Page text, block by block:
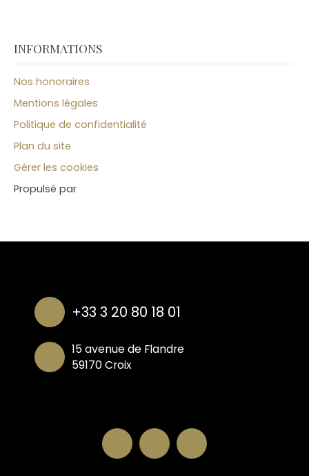
INFORMATIONS
Nos honoraires
Mentions légales
Politique de confidentialité
Plan du site
Gérer les cookies
Propulsé par
+33 3 20 80 18 01
15 avenue de Flandre
59170 Croix